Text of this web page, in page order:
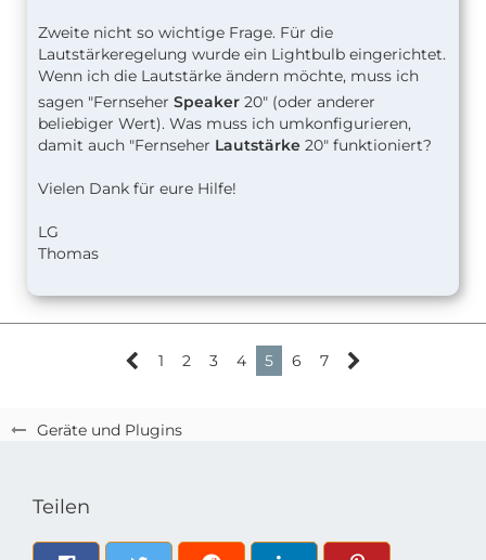
Geräte und Plugins
Zweite nicht so wichtige Frage. Für die
Lautstärkeregelung wurde ein Lightbulb eingerichtet.
Wenn ich die Lautstärke ändern möchte, muss ich
sagen "Fernseher Speaker 20" (oder anderer
beliebiger Wert). Was muss ich umkonfigurieren,
damit auch "Fernseher Lautstärke 20" funktioniert?
Vielen Dank für eure Hilfe!
LG
Thomas
1 2 3 4 5 6 7
Teilen